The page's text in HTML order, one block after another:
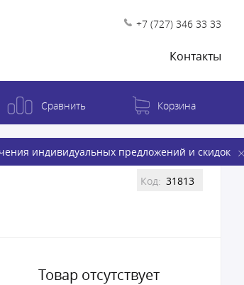
+7 (727) 346 33 33
Контакты
индивидуальных предложений и скидок
Сравнить Корзина
Код: 31813
Товар отсутствует